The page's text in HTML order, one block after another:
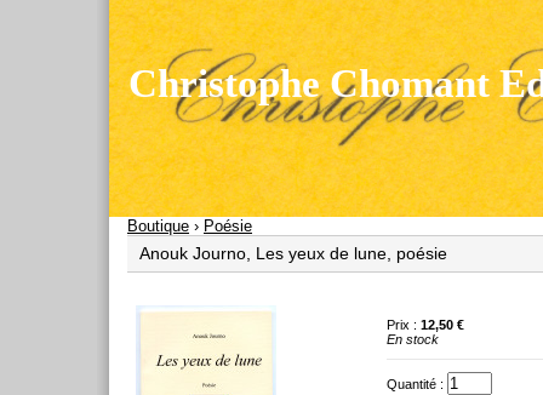
Christophe Chomant
Boutique › Poésie
Anouk Journo, Les yeux de lune, poésie
Prix : 12,50 €
En stock
Quantité :